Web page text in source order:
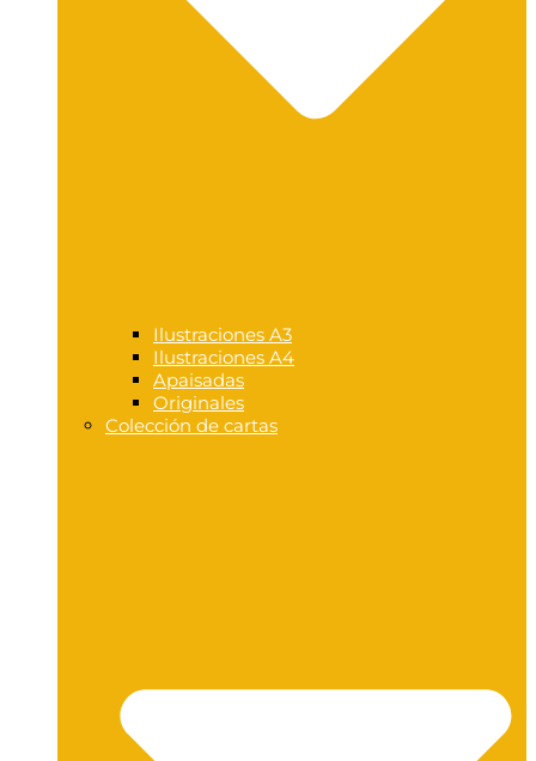
Ilustraciones A3
Ilustraciones A4
Apaisadas
Originales
Colección de cartas